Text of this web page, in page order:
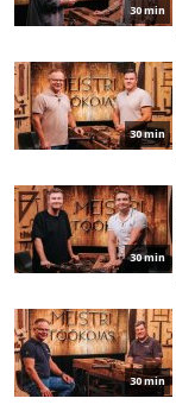
30 min
30 min
30 min
30 min